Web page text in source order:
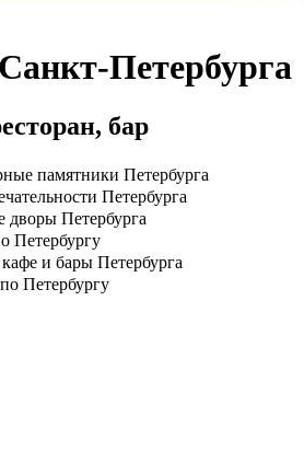
Петербурга
бар
памятники Петербурга
Петербурга
дворы Петербурга
Петербургу
и бары Петербурга
Петербургу